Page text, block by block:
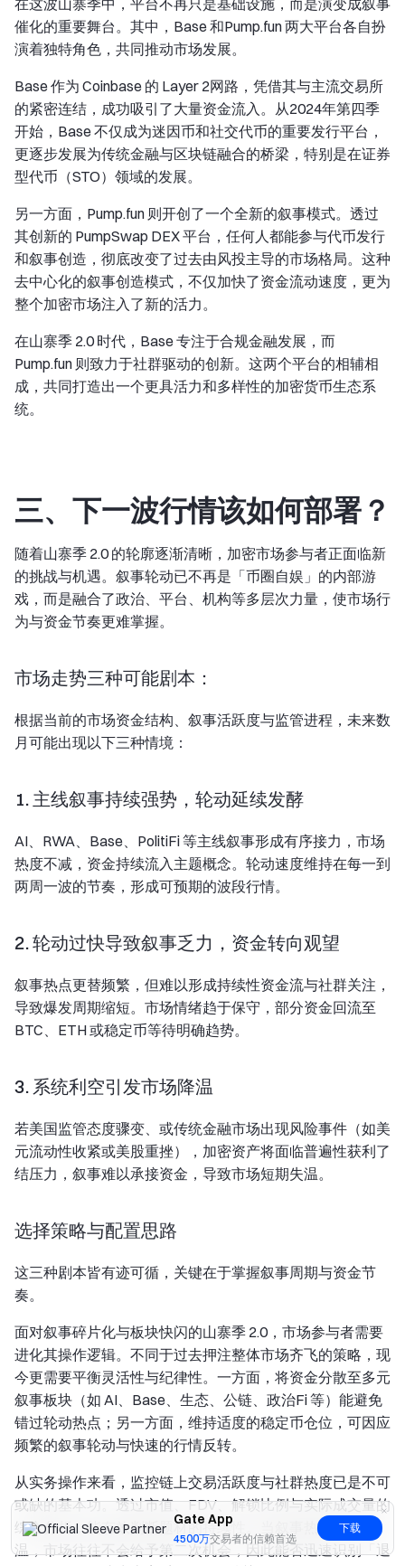
Gate App
4500万交易者的信赖首选
下载
催化的重要舞台。其中，Base 和Pump.fun 两大平台各自扮
演着独特角色，共同推动市场发展。
Base 作为 Coinbase 的 Layer 2网路，凭借其与主流交易所
的紧密连结，成功吸引了大量资金流入。从2024年第四季
开始，Base 不仅成为迷因币和社交代币的重要发行平台，
更逐步发展为传统金融与区块链融合的桥梁，特别是在证券
型代币（STO）领域的发展。
另一方面，Pump.fun 则开创了一个全新的叙事模式。透过
其创新的 PumpSwap DEX 平台，任何人都能参与代币发行
和叙事创造，彻底改变了过去由风投主导的市场格局。这种
去中心化的叙事创造模式，不仅加快了资金流动速度，更为
整个加密市场注入了新的活力。
在山寨季 2.0 时代，Base 专注于合规金融发展，而
Pump.fun 则致力于社群驱动的创新。这两个平台的相辅相
成，共同打造出一个更具活力和多样性的加密货币生态系
统。
三、下一波行情该如何部署？
随着山寨季 2.0 的轮廓逐渐清晰，加密市场参与者正面临新
的挑战与机遇。叙事轮动已不再是「币圈自娱」的内部游
戏，而是融合了政治、平台、机构等多层次力量，使市场行
为与资金节奏更难掌握。
市场走势三种可能剧本：
根据当前的市场资金结构、叙事活跃度与监管进程，未来数
月可能出现以下三种情境：
1. 主线叙事持续强势，轮动延续发酵
AI、RWA、Base、PolitiFi 等主线叙事形成有序接力，市场
热度不减，资金持续流入主题概念。轮动速度维持在每一到
两周一波的节奏，形成可预期的波段行情。
2. 轮动过快导致叙事乏力，资金转向观望
叙事热点更替频繁，但难以形成持续性资金流与社群关注，
导致爆发周期缩短。市场情绪趋于保守，部分资金回流至
BTC、ETH 或稳定币等待明确趋势。
3. 系统利空引发市场降温
若美国监管态度骤变、或传统金融市场出现风险事件（如美
元流动性收紧或美股重挫），加密资产将面临普遍性获利了
结压力，叙事难以承接资金，导致市场短期失温。
选择策略与配置思路
这三种剧本皆有迹可循，关键在于掌握叙事周期与资金节
奏。
面对叙事碎片化与板块快闪的山寨季 2.0，市场参与者需要
进化其操作逻辑。不同于过去押注整体市场齐飞的策略，现
今更需要平衡灵活性与纪律性。一方面，将资金分散至多元
叙事板块（如 AI、Base、生态、公链、政治Fi 等）能避免
错过轮动热点；另一方面，维持适度的稳定币仓位，可因应
频繁的叙事轮动与快速的行情反转。
从实务操作来看，监控链上交易活跃度与社群热度已是不可
或缺的基本功。透过市值、FDV、解锁比例与实际成交量的
综合分析，能有效判断题材的持续性。当叙事热度开始降
温，市场往往不会给予第二次机会，因此能否迅速识别「退